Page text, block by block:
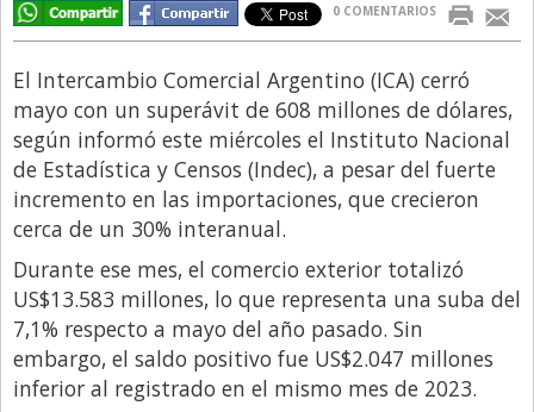
Entrevista Exclusiva
Gastronomia
Internacionales
La Opinión del Director
Legales
Libro de Quejas
Medios
Millonarios
Minuto Lanzamiento
0 COMENTARIOS
El Intercambio Comercial Argentino (ICA) cerró
mayo con un superávit de 608 millones de dólares,
según informó este miércoles el Instituto Nacional
de Estadística y Censos (Indec), a pesar del fuerte
incremento en las importaciones, que crecieron
cerca de un 30% interanual.
Durante ese mes, el comercio exterior totalizó
US$13.583 millones, lo que representa una suba del
7,1% respecto a mayo del año pasado. Sin
embargo, el saldo positivo fue US$2.047 millones
inferior al registrado en el mismo mes de 2023.